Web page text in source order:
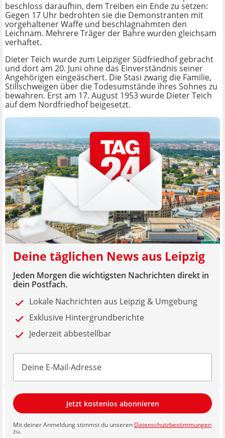
beschloss daraufhin, dem Treiben ein Ende zu setzen:
Gegen 17 Uhr bedrohten sie die Demonstranten mit
vorgehaltener Waffe und beschlagnahmten den
Leichnam. Mehrere Träger der Bahre wurden gleichsam
verhaftet.
Dieter Teich wurde zum Leipziger Südfriedhof gebracht
und dort am 20. Juni ohne das Einverständnis seiner
Angehörigen eingeäschert. Die Stasi zwang die Familie,
Stillschweigen über die Todesumstände ihres Sohnes zu
bewahren. Erst am 17. August 1953 wurde Dieter Teich
auf dem Nordfriedhof beigesetzt.
Deine täglichen News aus Leipzig
Jeden Morgen die wichtigsten Nachrichten direkt in
dein Postfach.
Lokale Nachrichten aus Leipzig & Umgebung
Exklusive Hintergrundberichte
Jederzeit abbestellbar
Jetzt kostenlos abonnieren
Mit deiner Anmeldung stimmst du unseren Datenschutzbestimmungen
zu.